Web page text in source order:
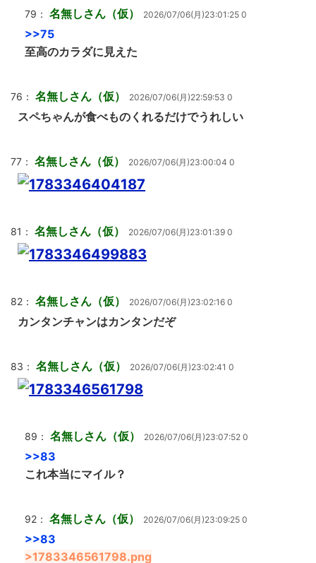
79： 名無しさん（仮） 2026/07/06(月)23:01:25 0
>>75
至高のカラダに見えた
76： 名無しさん（仮） 2026/07/06(月)22:59:53 0
スペちゃんが食べものくれるだけでうれしい
77： 名無しさん（仮） 2026/07/06(月)23:00:04 0
81： 名無しさん（仮） 2026/07/06(月)23:01:39 0
82： 名無しさん（仮） 2026/07/06(月)23:02:16 0
カンタンチャンはカンタンだぞ
83： 名無しさん（仮） 2026/07/06(月)23:02:41 0
89： 名無しさん（仮） 2026/07/06(月)23:07:52 0
>>83
これ本当にマイル？
92： 名無しさん（仮） 2026/07/06(月)23:09:25 0
>>83
>1783346561798.png